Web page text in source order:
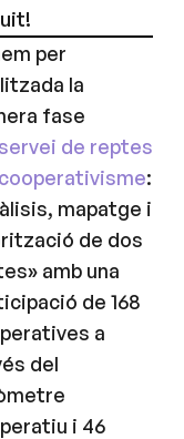
per
la
fase
servei de reptes
:
mapatge i
de dos
amb una
de 168
a
del
i 46